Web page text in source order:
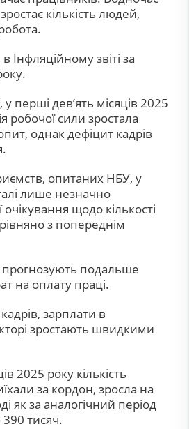
кількість людей,
Інфляційному звіті за
перші дев’ять місяців 2025
робочої сили зростала
однак дефіцит кадрів
опитаних НБУ, у
лише незначно
щодо кількості
з попереднім
подальше
на оплату праці.
зарплати в
зростають швидкими
2025 року кількість
за кордон, зросла на
як за аналогічний період
тисяч.